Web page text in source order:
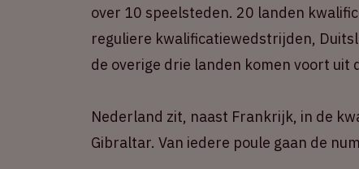
over 10 speelsteden. 20 landen
reguliere kwalificatiewedstrijden,
de overige drie landen komen voort uit
Nederland zit, naast Frankrijk, in de
Gibraltar. Van iedere poule gaan de